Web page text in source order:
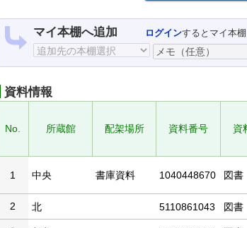
マイ本棚へ追加 ログインするとマイ本棚
資料情報
No. 所蔵館 配架場所 資料番号 資
1 中央 書庫資料 1040448670 図書
2 北 5110861043 図書